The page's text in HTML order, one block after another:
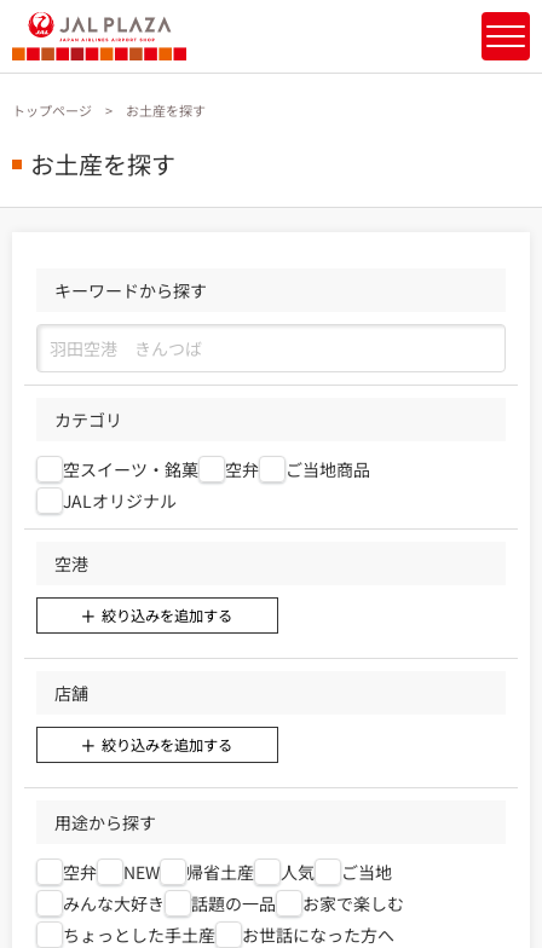
トップページ お土産を探す
お土産を探す
キーワードから探す
カテゴリ
空スイーツ・銘菓 空弁
ご当地商品
JALオリジナル
空港
絞り込みを追加する
店舗
絞り込みを追加する
用途から探す
空弁 NEW 帰省土産 人気
ご当地
みんな大好き
話題の一品
お家で楽しむ
ちょっとした手土産
お世話になった方へ